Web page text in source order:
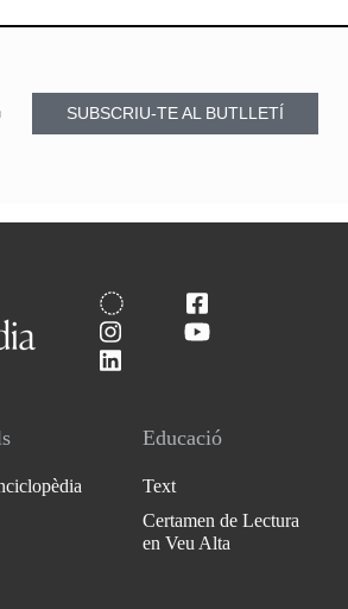
SUBSCRIU-TE AL BUTLLETÍ
Educació
Text
Certamen de Lectura
en Veu Alta